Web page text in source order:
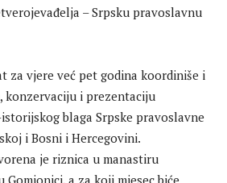
– Srpsku pravoslavnu
za vjere već pet godina koordiniše i
konzervaciju i prezentaciju
blaga Srpske pravoslavne
i Bosni i Hercegovini.
je riznica u manastiru
a za koji mjesec biće